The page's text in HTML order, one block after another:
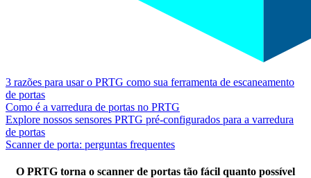
3 razões para usar o PRTG como sua ferramenta de escaneamento
de portas
Como é a varredura de portas no PRTG
Explore nossos sensores PRTG pré-configurados para a varredura
de portas
Scanner de porta: perguntas frequentes
O PRTG torna o scanner de portas tão fácil quanto possível